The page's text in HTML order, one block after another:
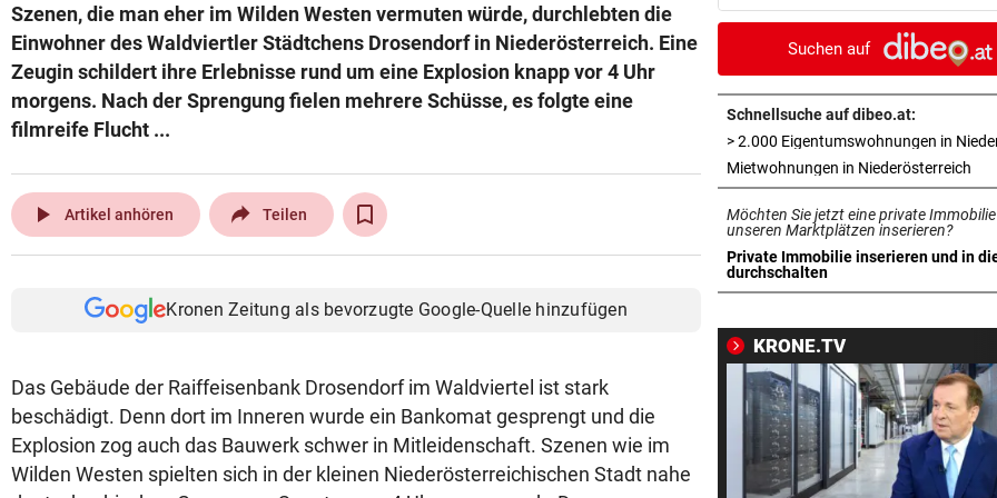
Szenen, die man eher im Wilden Westen vermuten würde, durchlebten die
Einwohner des Waldviertler Städtchens Drosendorf in Niederösterreich. Eine
Zeugin schildert ihre Erlebnisse rund um eine Explosion knapp vor 4 Uhr
morgens. Nach der Sprengung fielen mehrere Schüsse, es folgte eine
filmreife Flucht ...
play_arrow Artikel anhören Teilen
Kronen Zeitung als bevorzugte Google-Quelle hinzufügen
Das Gebäude der Raiffeisenbank Drosendorf im Waldviertel ist stark
beschädigt. Denn dort im Inneren wurde ein Bankomat gesprengt und die
Explosion zog auch das Bauwerk schwer in Mitleidenschaft. Szenen wie im
Wilden Westen spielten sich in der kleinen Niederösterreichischen Stadt nahe
Poppy wird heiraten
AUF DER NORDSCHLEIFE vor 25
Mercedes CLA schneller als
Model S Plaid!
RÜCKSCHLAG BEI MASTERS vor 28
Überraschung! Zverev
die Koffer packen
„SEHEN UNS AM 15.“ vor
Planen Migranten einen
POKER SPITZT SICH ZU vor 38
Real erhöht Angebot, aber
Vinicius löscht alles
500 STELLEN BETROFFEN vor
Suchen auf
Schnellsuche auf dibeo.at:
Mietwohnungen in Niederösterreich
Möchten Sie jetzt eine private
unseren Marktplätzen inserieren?
Private Immobilie inserieren und in
durchschalten
in neuem Tab öffnen
KRONE.TV